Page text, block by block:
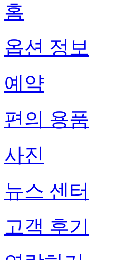
홈
옵션 정보
예약
편의 용품
사진
뉴스 센터
고객 후기